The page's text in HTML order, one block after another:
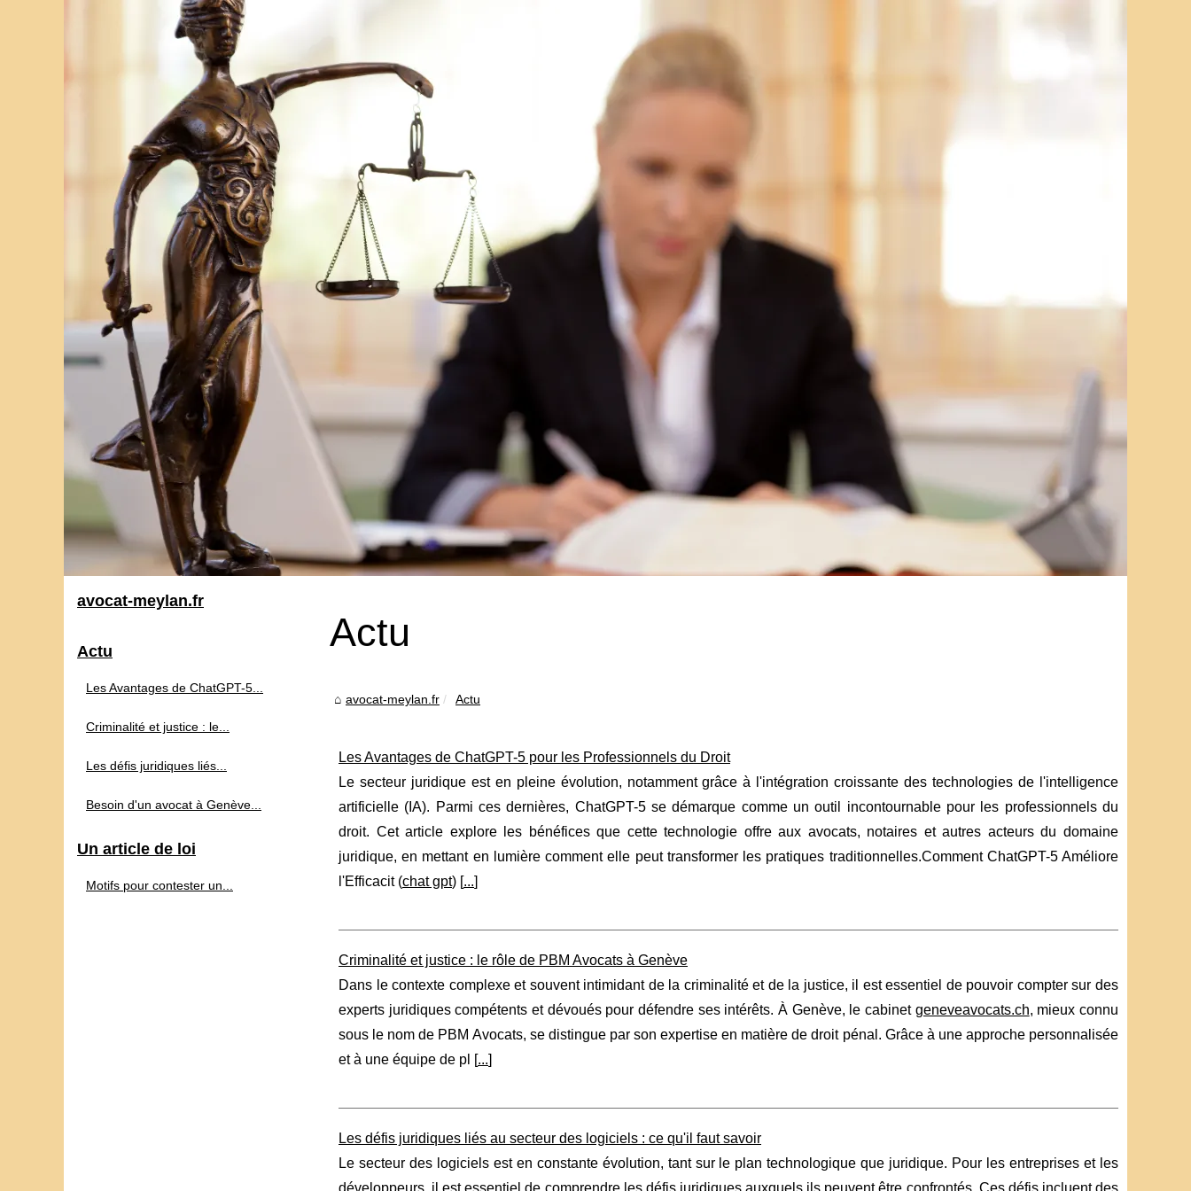
Actu
avocat-meylan.fr Actu
Les Avantages de ChatGPT-5 pour les Professionnels du Droit
Le secteur juridique est en pleine évolution, notamment grâce à l'intégration croissante des technologies de l'intelligence
artificielle (IA). Parmi ces dernières, ChatGPT-5 se démarque comme un outil incontournable pour les professionnels du
droit. Cet article explore les bénéfices que cette technologie offre aux avocats, notaires et autres acteurs du domaine
juridique, en mettant en lumière comment elle peut transformer les pratiques traditionnelles.Comment ChatGPT-5 Améliore
l'Efficacit (chat gpt) [...]
Criminalité et justice : le rôle de PBM Avocats à Genève
Dans le contexte complexe et souvent intimidant de la criminalité et de la justice, il est essentiel de pouvoir compter sur des
experts juridiques compétents et dévoués pour défendre ses intérêts. À Genève, le cabinet geneveavocats.ch, mieux connu
sous le nom de PBM Avocats, se distingue par son expertise en matière de droit pénal. Grâce à une approche personnalisée
et à une équipe de pl [...]
Les défis juridiques liés au secteur des logiciels : ce qu'il faut savoir
Le secteur des logiciels est en constante évolution, tant sur le plan technologique que juridique. Pour les entreprises et les
développeurs, il est essentiel de comprendre les défis juridiques auxquels ils peuvent être confrontés. Ces défis incluent des
avocat-meylan.fr
Actu
Les Avantages de ChatGPT-5...
Criminalité et justice : le...
Les défis juridiques liés...
Besoin d'un avocat à Genève...
Un article de loi
Motifs pour contester un...